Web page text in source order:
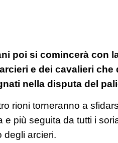
poi si comincerà con
e dei cavalieri che
nella disputa del
rioni torneranno a
e più seguita da tutti i
degli arcieri.